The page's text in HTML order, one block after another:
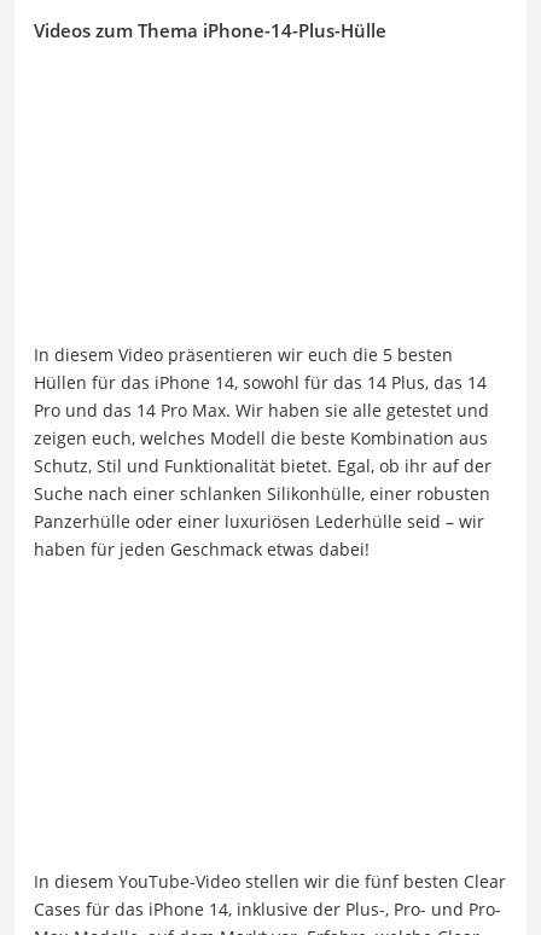
Videos zum Thema iPhone-14-Plus-Hülle
In diesem Video präsentieren wir euch die 5 besten
Hüllen für das iPhone 14, sowohl für das 14 Plus, das 14
Pro und das 14 Pro Max. Wir haben sie alle getestet und
zeigen euch, welches Modell die beste Kombination aus
Schutz, Stil und Funktionalität bietet. Egal, ob ihr auf der
Suche nach einer schlanken Silikonhülle, einer robusten
Panzerhülle oder einer luxuriösen Lederhülle seid – wir
haben für jeden Geschmack etwas dabei!
In diesem YouTube-Video stellen wir die fünf besten Clear
Cases für das iPhone 14, inklusive der Plus-, Pro- und Pro-